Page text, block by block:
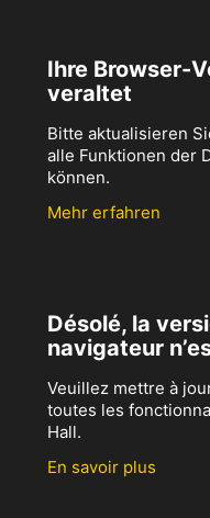
Ihre Browser-
veraltet
Bitte aktualisieren
alle Funktionen der
können.
Mehr erfahren
Désolé, la
navigateur
Veuillez mettre à
toutes les
Hall.
En savoir plus